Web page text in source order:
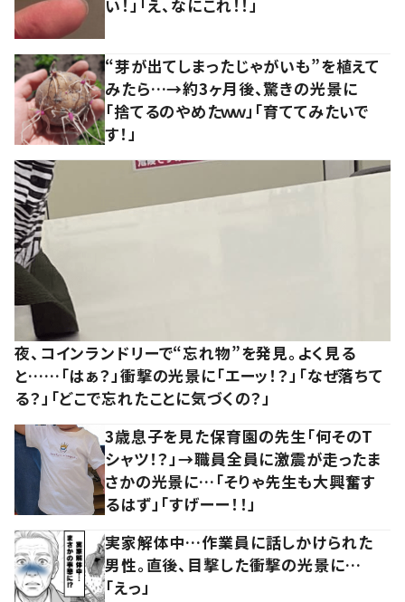
い！」「え、なにこれ！！」
“芽が出てしまったじゃがいも”を植えて
みたら…→約3ヶ月後、驚きの光景に
「捨てるのやめたｗｗ」「育ててみたいで
す！」
夜、コインランドリーで“忘れ物”を発見。よく見る
と……「はぁ？」衝撃の光景に「エーッ！？」「なぜ落ちて
る？」「どこで忘れたことに気づくの？」
3歳息子を見た保育園の先生「何そのT
シャツ！？」→職員全員に激震が走ったま
さかの光景に…「そりゃ先生も大興奮す
るはず」「すげーー！！」
実家解体中…作業員に話しかけられた
男性。直後、目撃した衝撃の光景に…
「えっ」